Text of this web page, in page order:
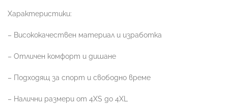
Характеристики:
– Висококачествен материал и изработка
– Отличен комфорт и дишане
– Подходящ за спорт и свободно време
– Налични размери от 4XS до 4XL